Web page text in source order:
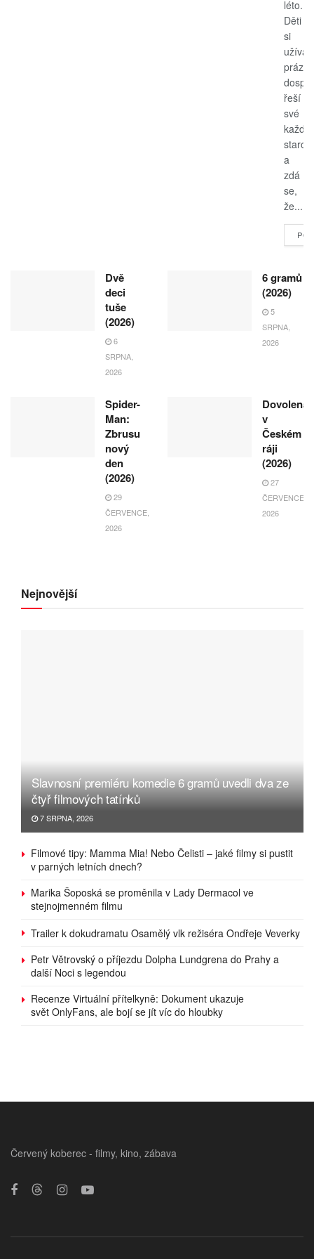
léto.
Děti
si
užívají
řeší
své
a
zdá
se,
že...
Dvě
deci
tuše
(2026)
6
SRPNA,
2026
6 gramů
(2026)
5
SRPNA,
2026
Spider-
Man:
Zbrusu
nový
den
(2026)
29
ČERVENCE,
2026
Dovolená
v
Českém
ráji
(2026)
27
ČERVENCE,
2026
Nejnovější
Slavnosní premiéru komedie 6 gramů uvedli dva ze
čtyř filmových tatínků
7 SRPNA, 2026
Filmové tipy: Mamma Mia! Nebo Čelisti – jaké filmy si pustit
v parných letních dnech?
Marika Šoposká se proměnila v Lady Dermacol ve
stejnojmenném filmu
Trailer k dokudramatu Osamělý vlk režiséra Ondřeje Veverky
Petr Větrovský o příjezdu Dolpha Lundgrena do Prahy a
další Noci s legendou
Recenze Virtuální přítelkyně: Dokument ukazuje
svět OnlyFans, ale bojí se jít víc do hloubky
Červený koberec - filmy, kino, zábava